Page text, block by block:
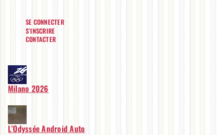
SE CONNECTER
S’INSCRIRE
CONTACTER
Milano 2026
L’Odyssée Android Auto